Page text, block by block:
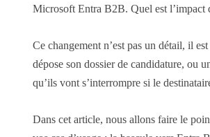
Microsoft Entra B2B. Quel est l’impact
Ce changement n’est pas un détail, il
dépose son dossier de candidature, ou
qu’ils vont s’interrompre si le
Dans cet article, nous allons faire le